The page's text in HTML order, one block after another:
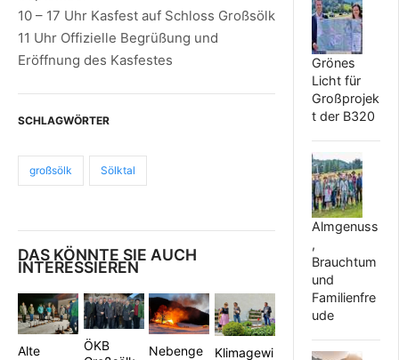
10 – 17 Uhr Kasfest auf Schloss Großsölk
11 Uhr Offizielle Begrüßung und
Eröffnung des Kasfestes
SCHLAGWÖRTER
großsölk Sölktal
DAS KÖNNTE SIE AUCH
INTERESSIEREN
Alte
ÖKB
Nebenge
Klimagewi
Grönes
Licht für
Großprojek
t der B320
Almgenuss
,
Brauchtum
und
Familienfre
ude